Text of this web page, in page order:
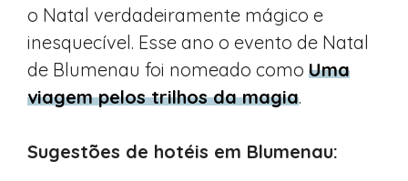
o Natal verdadeiramente mágico e
inesquecível. Esse ano o evento de Natal
de Blumenau foi nomeado como Uma
viagem pelos trilhos da magia.
Sugestões de hotéis em Blumenau: